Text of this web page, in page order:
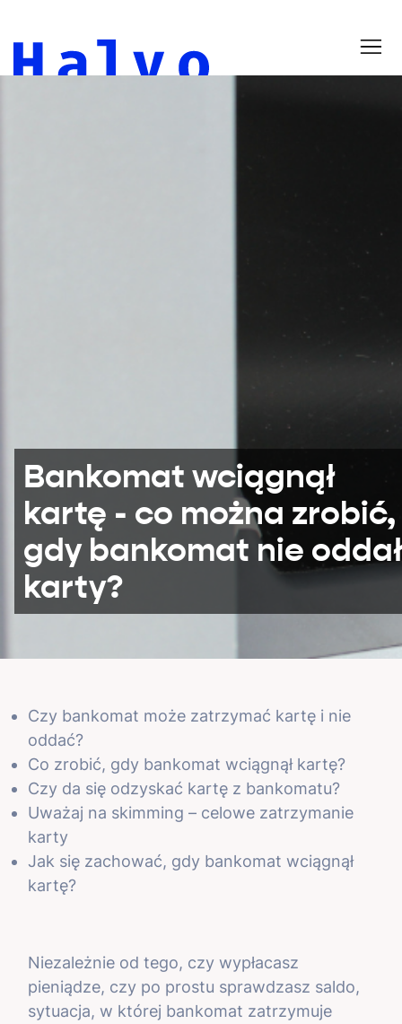
Bankomat wciągnął
kartę - co można zrobić,
gdy bankomat nie oddał
karty?
Czy bankomat może zatrzymać kartę i nie
oddać?
Co zrobić, gdy bankomat wciągnął kartę?
Czy da się odzyskać kartę z bankomatu?
Uważaj na skimming – celowe zatrzymanie
karty
Jak się zachować, gdy bankomat wciągnął
kartę?
Niezależnie od tego, czy wypłacasz
pieniądze, czy po prostu sprawdzasz saldo,
sytuacja, w której bankomat zatrzymuje